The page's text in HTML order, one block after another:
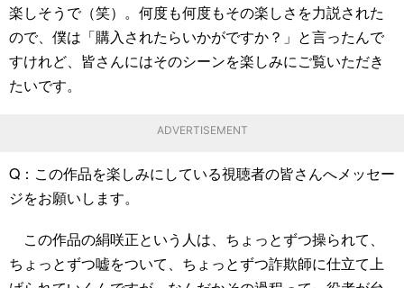
楽しそうで（笑）。何度も何度もその楽しさを力説された
ので、僕は「購入されたらいかがですか？」と言ったんで
すけれど、皆さんにはそのシーンを楽しみにご覧いただき
たいです。
ADVERTISEMENT
Q：この作品を楽しみにしている視聴者の皆さんへメッセー
ジをお願いします。
この作品の絹咲正という人は、ちょっとずつ操られて、
ちょっとずつ嘘をついて、ちょっとずつ詐欺師に仕立て上